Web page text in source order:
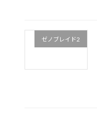
ゼノブレイド2